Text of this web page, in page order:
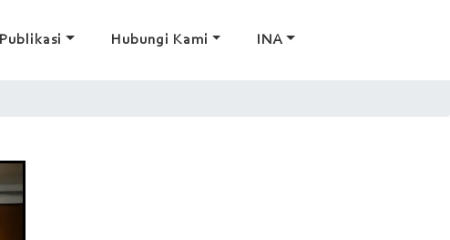
Publikasi Hubungi Kami INA